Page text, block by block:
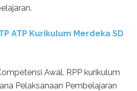
ATP Kurikulum Merdeka SD
Awal. RPP kurikulum
Pelaksanaan Pembelajaran